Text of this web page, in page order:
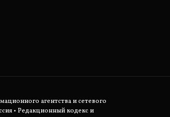
агентства и сетевого
•Редакционный кодекс и